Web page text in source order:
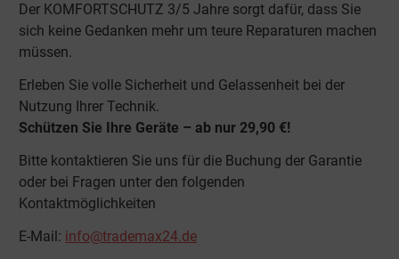
Der KOMFORTSCHUTZ 3/5 Jahre sorgt dafür, dass Sie
sich keine Gedanken mehr um teure Reparaturen machen
müssen.
Erleben Sie volle Sicherheit und Gelassenheit bei der
Nutzung Ihrer Technik.
Schützen Sie Ihre Geräte – ab nur 29,90 €!
Bitte kontaktieren Sie uns für die Buchung der Garantie
oder bei Fragen unter den folgenden
Kontaktmöglichkeiten
E-Mail: info@trademax24.de